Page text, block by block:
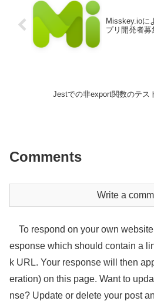
Misskey.ioに
プリ開発者募
Jestでの非export関数のテス
Comments
Write a
To respond on your own
esponse which should contain a
k URL. Your response will then
eration) on this page. Want to
nse? Update or delete your post